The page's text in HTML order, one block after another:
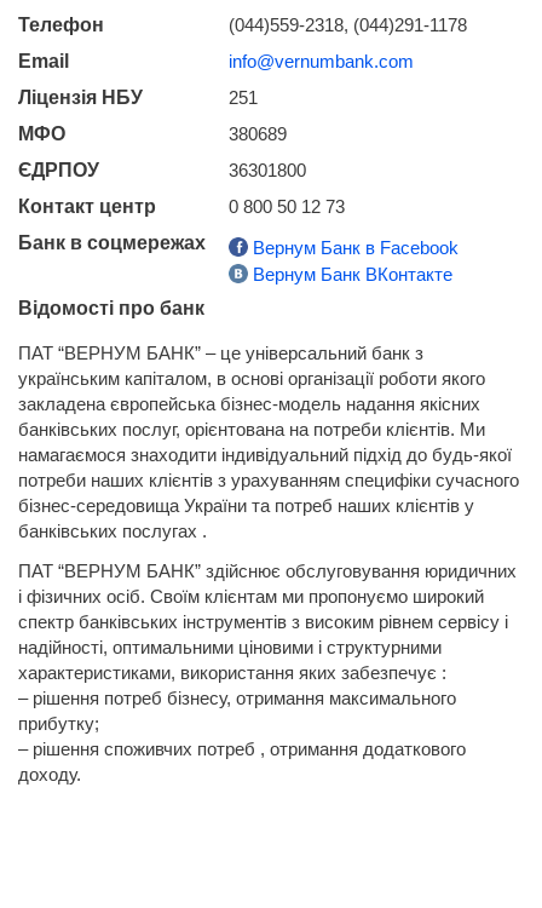
Телефон
(044)559-2318, (044)291-1178
Email
info@vernumbank.com
Ліцензія НБУ
251
МФО
380689
ЄДРПОУ
36301800
Контакт центр
0 800 50 12 73
Банк в соцмережах
Вернум Банк в Facebook
Вернум Банк ВКонтакте
Відомості про банк
ПАТ “ВЕРНУМ БАНК” – це універсальний банк з
українським капіталом, в основі організації роботи якого
закладена європейська бізнес-модель надання якісних
банківських послуг, орієнтована на потреби клієнтів. Ми
намагаємося знаходити індивідуальний підхід до будь-якої
потреби наших клієнтів з урахуванням специфіки сучасного
бізнес-середовища України та потреб наших клієнтів у
банківських послугах .
ПАТ “ВЕРНУМ БАНК” здійснює обслуговування юридичних
і фізичних осіб. Своїм клієнтам ми пропонуємо широкий
спектр банківських інструментів з високим рівнем сервісу і
надійності, оптимальними ціновими і структурними
характеристиками, використання яких забезпечує :
– рішення потреб бізнесу, отримання максимального
прибутку;
– рішення споживчих потреб , отримання додаткового
доходу.